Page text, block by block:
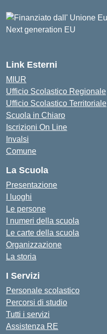
Link Esterni
MIUR
Ufficio Scolastico Regionale
Ufficio Scolastico Territoriale
Scuola in Chiaro
Iscrizioni On Line
Invalsi
Comune
La Scuola
Presentazione
I luoghi
Le persone
I numeri della scuola
Le carte della scuola
Organizzazione
La storia
I Servizi
Personale scolastico
Percorsi di studio
Tutti i servizi
Assistenza RE